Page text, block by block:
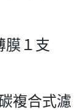
膜１支
複合式濾